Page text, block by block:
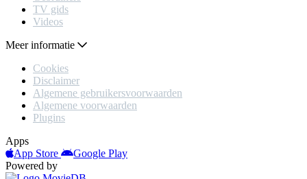
TV gids
Videos
Meer informatie
Cookies
Disclaimer
Algemene gebruikersvoorwaarden
Algemene voorwaarden
Plugins
Apps
App Store
Google Play
Powered by